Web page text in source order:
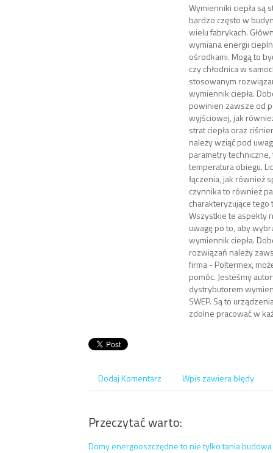
Wymienniki ciepła są
bardzo często w
wielu fabrykach.
wymiana energii
ośrodkami. Mogą to
czy chłodnica w
stosowanym
wymiennik ciepła.
powinien zawsze od
wyjściowej, jak
strat ciepła oraz
należy wziąć pod
parametry
temperatura obiegu.
łączenia, jak również
czynnika to również
charakteryzujące tego
Wszystkie te aspekty
uwagę po to, aby
wymiennik ciepła.
rozwiązań należy
firma - Poltermex,
pomóc. Jesteśmy
dystrybutorem
SWEP. Są to
zdolne pracować w
Dodaj Komentarz Wpis zawiera błędy
Przeczytać warto:
Domy energooszczędne to nie tylko tania budowa